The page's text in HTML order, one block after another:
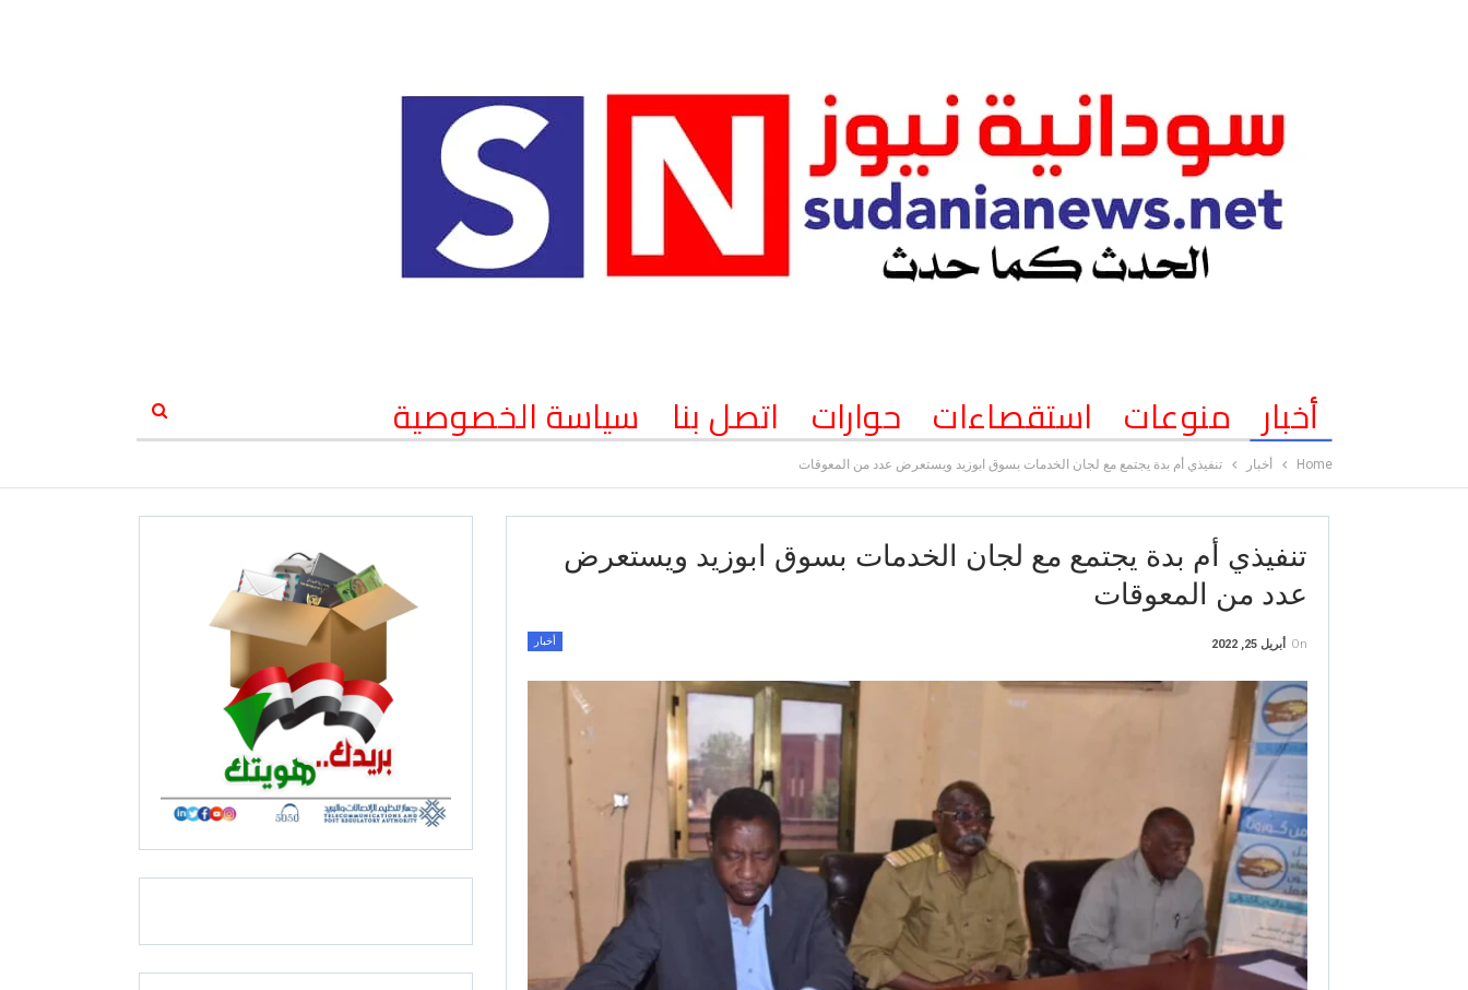
أخبار منوعات استقصاءات حوارات اتصل بنا سياسة الخصوصية
Home أخبار تنفيذي أم بدة يجتمع مع لجان الخدمات بسوق ابوزيد ويستعرض عدد من المعوقات
تنفيذي أم بدة يجتمع مع لجان الخدمات بسوق ابوزيد ويستعرض
عدد من المعوقات
أخبار On أبريل 25, 2022